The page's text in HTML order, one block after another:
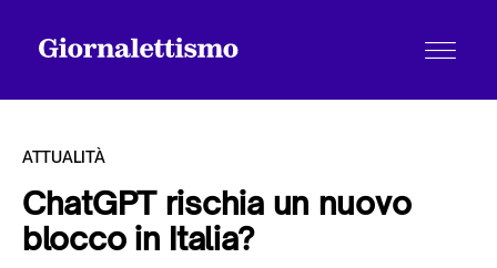
Tutti gli articoli
ATTUALITÀ
ChatGPT rischia un nuovo
blocco in Italia?